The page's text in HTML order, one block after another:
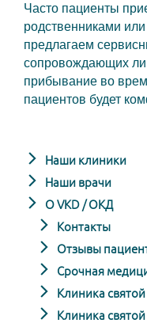
Часто пациенты
родственниками
предлагаем
сопровождающих
прибывание во
пациентов будет
Наши клиники
Наши врачи
О VKD / ОКД
Контакты
Отзывы
Срочная
Клиника
Клиника